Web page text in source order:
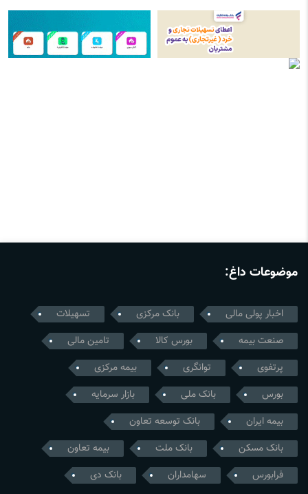
موضوعات داغ:
اخبار پولی مالی بانک مرکزی
تسهیلات
صنعت بیمه
بورس کالا
تامین مالی
پرتفوی
توانگری
بیمه مرکزی
بورس
بانک ملی
بازار سرمایه
بیمه ایران
بانک توسعه تعاون
بانک مسکن
بانک ملت
بیمه تعاون
فرابورس
سهامداران
بانک دی